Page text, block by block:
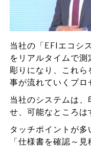
当社の「EFIエコシ
をリアルタイムで
彫りになり、これ
事が流れていくプロ
当社のシステムは、
せ、可能なところは
タッチポイントが
「仕様書を確認～